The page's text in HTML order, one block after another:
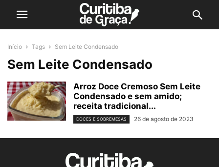
Início Tags Sem Leite Condensado
Sem Leite Condensado
Arroz Doce Cremoso Sem Leite
Condensado e sem amido;
receita tradicional...
DOCES E SOBREMESAS 26 de agosto de 2023